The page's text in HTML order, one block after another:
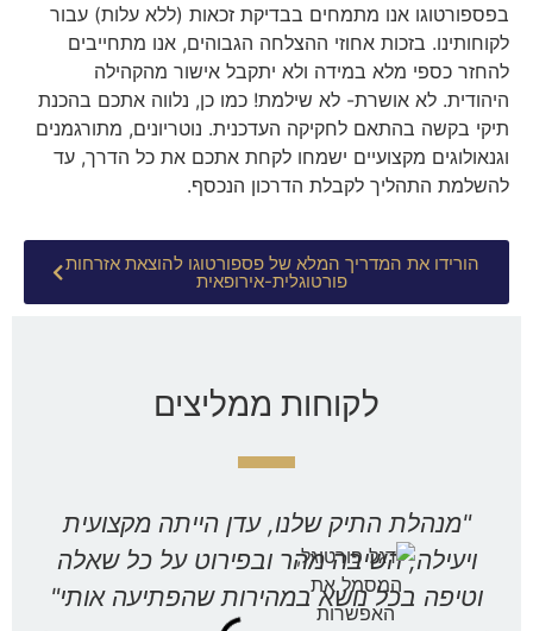
בפספורטוגו אנו מתמחים בבדיקת זכאות (ללא עלות) עבור
לקוחותינו. בזכות אחוזי ההצלחה הגבוהים, אנו מתחייבים
להחזר כספי מלא במידה ולא יתקבל אישור מהקהילה
היהודית. לא אושרת- לא שילמת! כמו כן, נלווה אתכם בהכנת
תיקי בקשה בהתאם לחקיקה העדכנית. נוטריונים, מתורגמנים
וגנאולוגים מקצועיים ישמחו לקחת אתכם את כל הדרך, עד
להשלמת התהליך לקבלת הדרכון הנכסף.
הורידו את המדריך המלא של פספורטוגו להוצאת אזרחות
פורטוגלית-אירופאית
לקוחות ממליצים
"מנהלת התיק שלנו, עדן הייתה מקצועית
ויעילה, השיבה מהר ובפירוט על כל שאלה
וטיפה בכל נושא במהירות שהפתיעה אותי"